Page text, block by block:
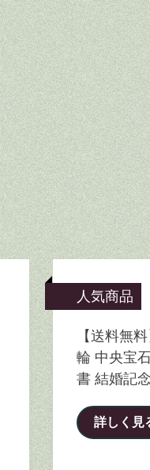
人気商品
【送料無
輪 中央宝
書 結婚記
詳しく見